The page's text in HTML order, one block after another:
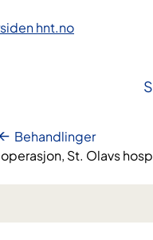
Behandlinger
St. Olavs